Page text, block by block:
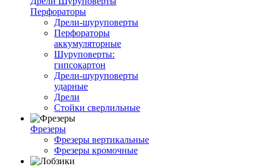
Перфораторы
Дрели-шуруповерты
Перфораторы
аккумуляторные
Шуруповерты:
гипсокартон
Дрели-шуруповерты
ударные
Дрели
Стойки сверлильные
Фрезеры
Фрезеры вертикальные
Фрезеры кромочные